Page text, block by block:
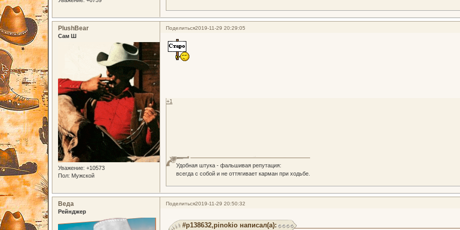
Поделиться2019-11-29 20:29:05
PlushBear
Сам Ш
Уважение: +10573
Пол: Мужской
Удобная штука - фальшивая репутация:
всегда с собой и не оттягивает карман при ходьбе.
+1
Поделиться2019-11-29 20:50:32
Веда
Рейнджер
#p138632,pinokio написал(а):